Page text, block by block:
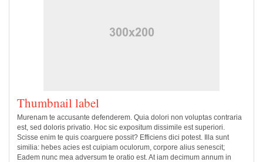
Thumbnail label
Murenam te accusante defenderem. Quia dolori non voluptas contraria
est, sed doloris privatio. Hoc sic expositum dissimile est superiori.
Scisse enim te quis coarguere possit? Efficiens dici potest. Illa sunt
similia: hebes acies est cuipiam oculorum, corpore alius senescit;
Eadem nunc mea adversum te oratio est. At iam decimum annum in